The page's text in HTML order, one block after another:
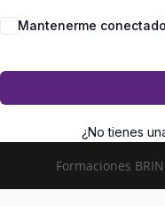
Mantenerme conectado
¿No tienes
Formaciones